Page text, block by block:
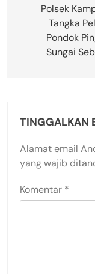
posPolsek
Tangka
Pondok
Sungai
TINGGALKAN
Alamat email
yang wajib
Komentar *